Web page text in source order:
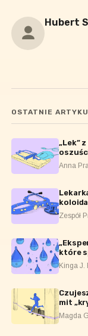
Hubert
OSTATNIE
„Lek”
Anna
Zespół
„Eksperci
które
Kinga J.
mit
Magda